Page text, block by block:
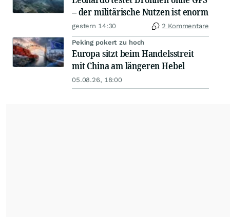
– der militärische Nutzen ist enorm
gestern 14:30 2 Kommentare
Peking pokert zu hoch
Europa sitzt beim Handelsstreit
mit China am längeren Hebel
05.08.26, 18:00